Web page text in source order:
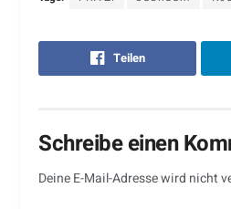
Teilen
Schreibe einen
Deine E-Mail-Adresse wird nicht